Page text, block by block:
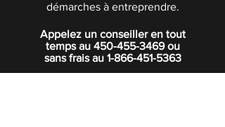
démarches à entreprendre.
Appelez un conseiller en tout
temps au 450-455-3469ou
sans frais au 1-866-451-5363